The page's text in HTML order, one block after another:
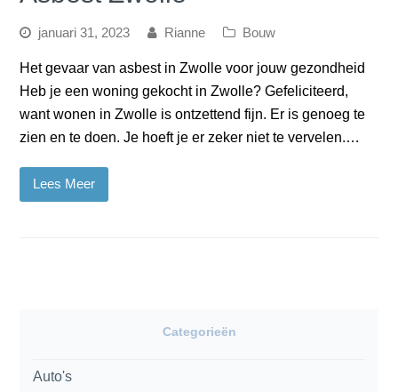
januari 31, 2023 Rianne Bouw
Het gevaar van asbest in Zwolle voor jouw gezondheid
Heb je een woning gekocht in Zwolle? Gefeliciteerd,
want wonen in Zwolle is ontzettend fijn. Er is genoeg te
zien en te doen. Je hoeft je er zeker niet te vervelen.…
Lees Meer
Categorieën
Auto's